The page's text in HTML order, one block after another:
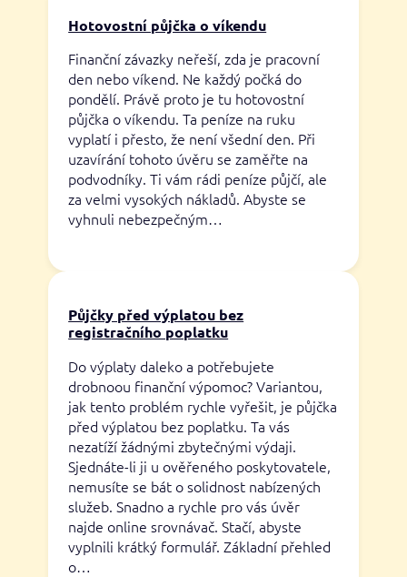
Hotovostní půjčka o víkendu
Finanční závazky neřeší, zda je pracovní
den nebo víkend. Ne každý počká do
pondělí. Právě proto je tu hotovostní
půjčka o víkendu. Ta peníze na ruku
vyplatí i přesto, že není všední den. Při
uzavírání tohoto úvěru se zaměřte na
podvodníky. Ti vám rádi peníze půjčí, ale
za velmi vysokých nákladů. Abyste se
vyhnuli nebezpečným…
Půjčky před výplatou bez
registračního poplatku
Do výplaty daleko a potřebujete
drobnoou finanční výpomoc? Variantou,
jak tento problém rychle vyřešit, je půjčka
před výplatou bez poplatku. Ta vás
nezatíží žádnými zbytečnými výdaji.
Sjednáte-li ji u ověřeného poskytovatele,
nemusíte se bát o solidnost nabízených
služeb. Snadno a rychle pro vás úvěr
najde online srovnávač. Stačí, abyste
vyplnili krátký formulář. Základní přehled
o…